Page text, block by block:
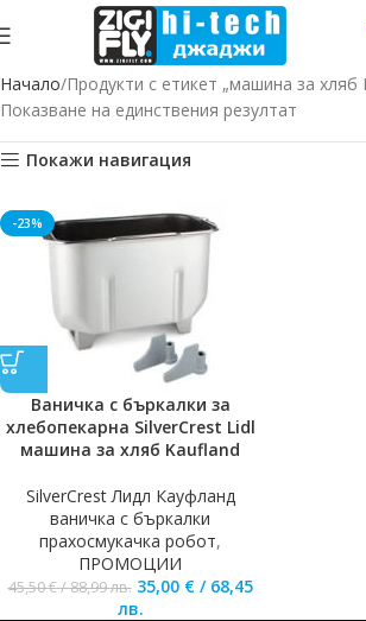
Начало Продукти с етикет „машина за хляб
Показване на единствения резултат
Покажи навигация
-23%
Ваничка с бъркалки за
хлебопекарна SilverCrest Lidl
машина за хляб Kaufland
SilverCrest Лидл Кауфланд
ваничка с бъркалки
прахосмукачка робот,
ПРОМОЦИИ
45,50€/88,99лв. 35,00 € / 68,45
лв.